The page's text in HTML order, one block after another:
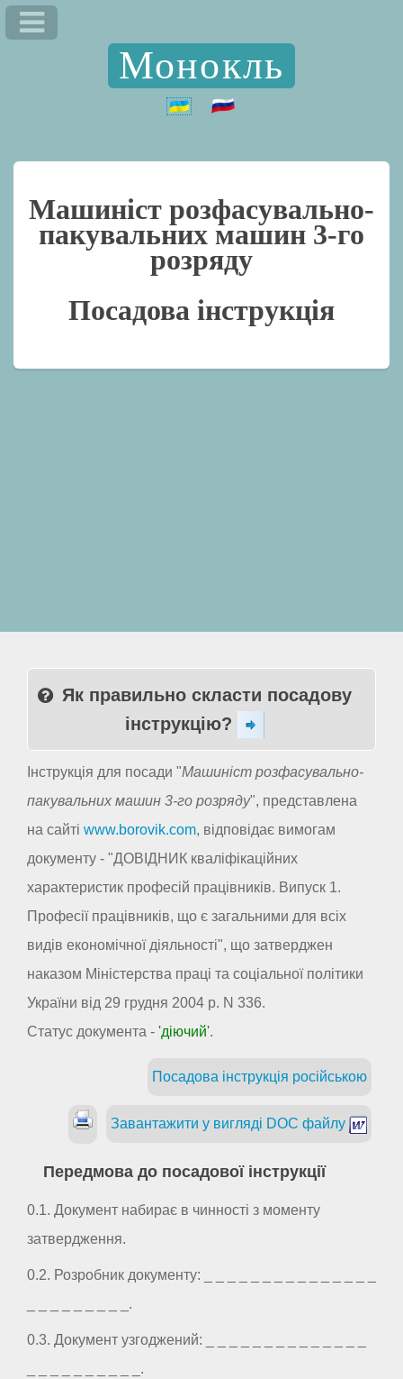
Монокль
Машиніст розфасувально-
пакувальних машин 3-го
розряду
Посадова інструкція
Як правильно скласти посадову
інструкцію?
Інструкція для посади "Машиніст розфасувально-
пакувальних машин 3-го розряду", представлена
на сайті www.borovik.com, відповідає вимогам
документу - "ДОВІДНИК кваліфікаційних
характеристик професій працівників. Випуск 1.
Професії працівників, що є загальними для всіх
видів економічної діяльності", що затверджен
наказом Міністерства праці та соціальної політики
України від 29 грудня 2004 р. N 336.
Статус документа - 'діючий'.
Посадова інструкція російською
Завантажити у вигляді DOC файлу
Передмова до посадової інструкції
0.1. Документ набирає в чинності з моменту
затвердження.
0.2. Розробник документу: _ _ _ _ _ _ _ _ _ _ _ _ _ _ _
_ _ _ _ _ _ _ _ _.
0.3. Документ узгоджений: _ _ _ _ _ _ _ _ _ _ _ _ _ _
_ _ _ _ _ _ _ _ _ _.